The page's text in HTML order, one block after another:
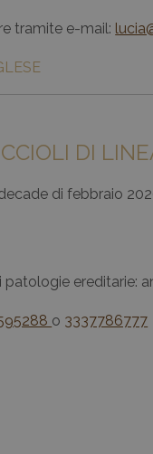
tramite e-mail:
DI
di febbraio
ereditarie:
o 3337786777